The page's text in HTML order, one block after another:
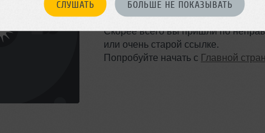
СЛУШАТЬ БОЛЬШЕ НЕ ПОКАЗЫВАТЬ
Ошибка 404
Скорее всего вы пришли по
или очень старой ссылке.
Попробуйте начать с Главной